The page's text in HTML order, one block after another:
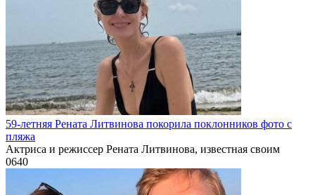
59-летняя Рената Литвинова покорила поклонников фото с
пляжа
Актриса и режиссер Рената Литвинова, известная своим
0640